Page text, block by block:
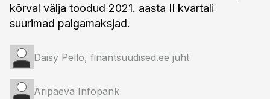
kõrval välja toodud 2021. aasta II kvartali
suurimad palgamaksjad.
Daisy Pello, finantsuudised.ee juht
Äripäeva Infopank